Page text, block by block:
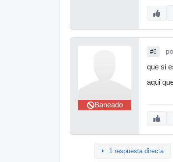
Baneado
#6
que si
aqui
1 respuesta directa